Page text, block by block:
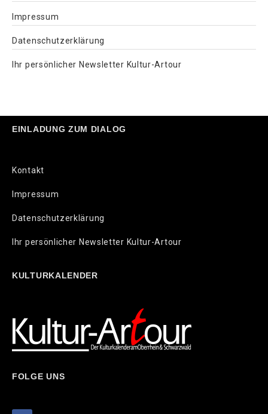
Impressum
Datenschutzerklärung
Ihr persönlicher Newsletter Kultur-Artour
EINLADUNG ZUM DIALOG
Kontakt
Impressum
Datenschutzerklärung
Ihr persönlicher Newsletter Kultur-Artour
KULTURKALENDER
FOLGE UNS